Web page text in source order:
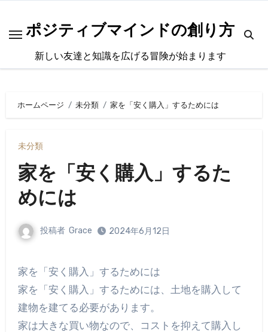
ポジティブマインドの創り方
新しい友達と知識を広げる冒険が始まります
ホームページ 未分類 家を「安く購入」するためには
未分類
家を「安く購入」するた
めには
投稿者 Grace 2024年6月12日
家を「安く購入」するためには
家を「安く購入」するためには、土地を購入して
建物を建てる必要があります。
家は大きな買い物なので、コストを抑えて購入し